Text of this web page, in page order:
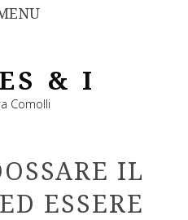
& I
Comolli
IL
ESSERE